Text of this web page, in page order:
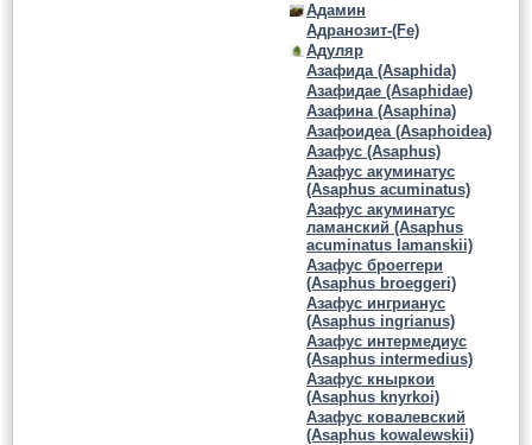
Адамин
Адранозит-(Fe)
Адуляр
Азафида (Asaphida)
Азафидае (Asaphidae)
Азафина (Asaphina)
Азафоидеа (Asaphoidea)
Азафус (Asaphus)
Азафус акуминатус
(Asaphus acuminatus)
Азафус акуминатус
ламанский (Asaphus
acuminatus lamanskii)
Азафус броеггери
(Asaphus broeggeri)
Азафус ингрианус
(Asaphus ingrianus)
Азафус интермедиус
(Asaphus intermedius)
Азафус кныркои
(Asaphus knyrkoi)
Азафус ковалевский
(Asaphus kowalewskii)